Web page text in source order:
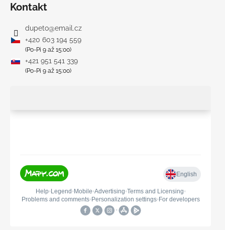
Kontakt
dupeto@email.cz
+420 603 194 559
(Po-Pi 9 až 15:00)
+421 951 541 339
(Po-Pi 9 až 15:00)